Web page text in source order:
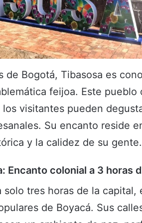
de Bogotá, Tibasosa es
feijoa. Este
los visitantes pueden
Su encanto reside
y la calidez de su gente.
Encanto colonial a 3 horas
solo tres horas de la capital,
de Boyacá. Sus